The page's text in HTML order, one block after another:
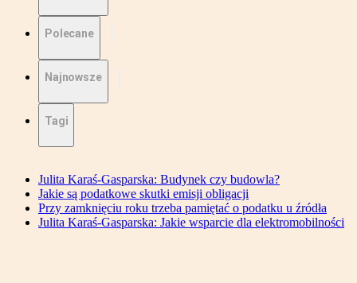
Polecane
Najnowsze
Tagi
Julita Karaś-Gasparska: Budynek czy budowla?
Jakie są podatkowe skutki emisji obligacji
Przy zamknięciu roku trzeba pamiętać o podatku u źródła
Julita Karaś-Gasparska: Jakie wsparcie dla elektromobilności